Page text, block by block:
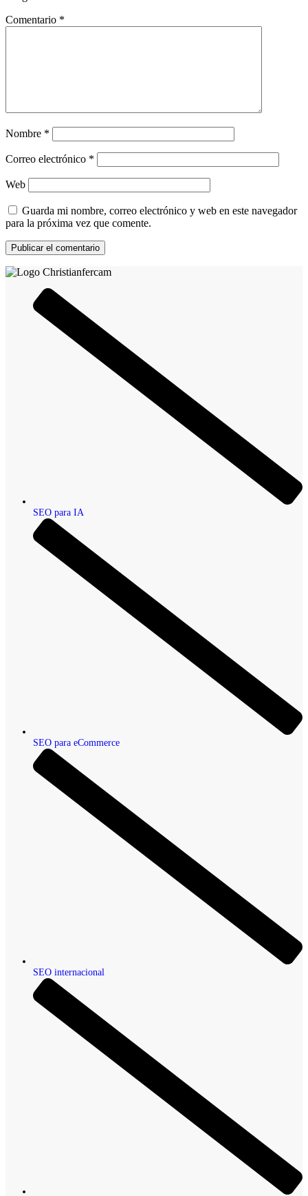
Comentario *
Nombre *
Correo electrónico *
Web
Guarda mi nombre, correo electrónico y web en este navegador
para la próxima vez que comente.
SEO para IA
SEO para eCommerce
SEO internacional